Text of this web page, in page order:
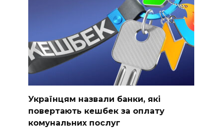
Українцям назвали банки, які
повертають кешбек за оплату
комунальних послуг